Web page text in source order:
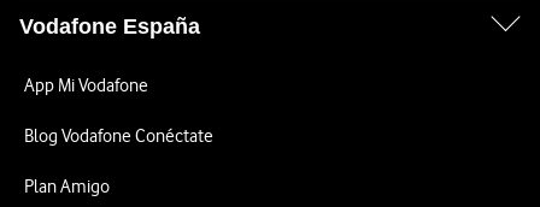
Vodafone España
App Mi Vodafone
Blog Vodafone Conéctate
Plan Amigo